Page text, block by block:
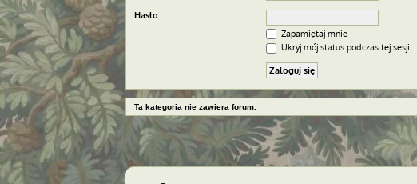
Hasło:
Zapamiętaj mnie
Ukryj mój status podczas tej sesji
Ta kategoria nie zawiera forum.